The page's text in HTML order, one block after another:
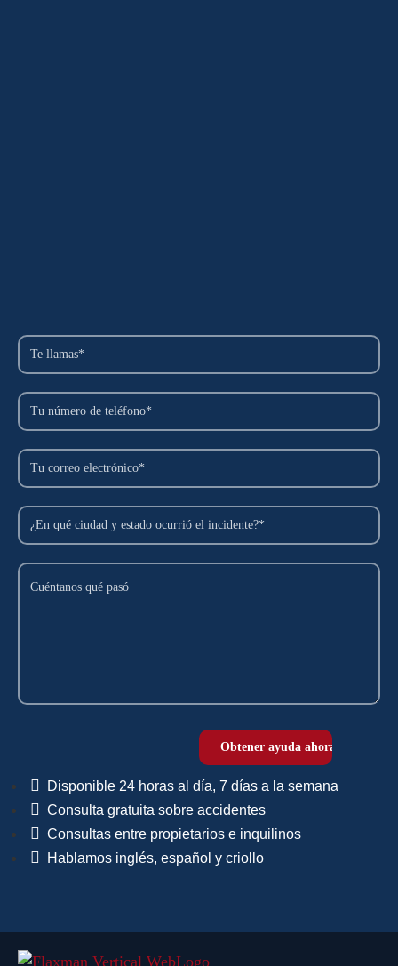
Disponible 24 horas al día, 7 días a la semana
Consulta gratuita sobre accidentes
Consultas entre propietarios e inquilinos
Hablamos inglés, español y criollo